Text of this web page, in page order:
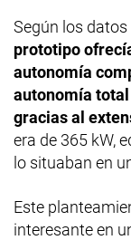
Según los
prototipo
autonomía
autonomía
gracias al
era de 365 kW,
lo situaban en
Este
interesante en